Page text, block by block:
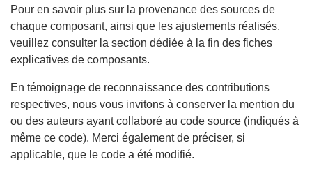
Pour en savoir plus sur la provenance des sources de
chaque composant, ainsi que les ajustements réalisés,
veuillez consulter la section dédiée à la fin des fiches
explicatives de composants.
En témoignage de reconnaissance des contributions
respectives, nous vous invitons à conserver la mention du
ou des auteurs ayant collaboré au code source (indiqués à
même ce code). Merci également de préciser, si
applicable, que le code a été modifié.